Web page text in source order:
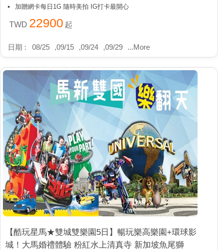
加贈網卡每日1G 隨時美拍 IG打卡最開心
TWD 22900 起
日期 : 08/25 ,09/15 ,09/24 ,09/29 ...More
【酷玩星馬★雙城雙樂園5日】暢玩樂高樂園+環球影
城！大馬婚禮體驗 粉紅水上清真寺 新加坡魚尾獅